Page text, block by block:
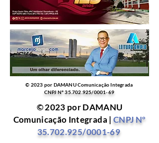
© 2023 por DAMANU Comunicação Integrada
CNPJ Nº35.702.925/0001-69
© 2023 por DAMANU
Comunicação Integrada | CNPJ Nº
35.702.925/0001-69